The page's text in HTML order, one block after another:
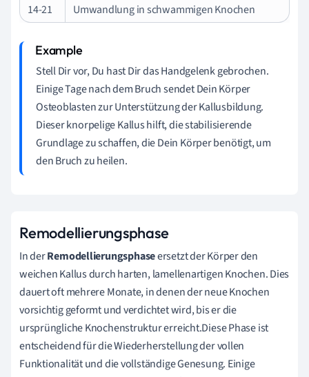
14-21
Umwandlung in schwammigen Knochen
Stell Dir vor, Du hast Dir das Handgelenk gebrochen.
Einige Tage nach dem Bruch sendet Dein Körper
Osteoblasten zur Unterstützung der Kallusbildung.
Dieser knorpelige Kallus hilft, die stabilisierende
Grundlage zu schaffen, die Dein Körper benötigt, um
den Bruch zu heilen.
Remodellierungsphase
In derRemodellierungsphaseersetzt der Körper den
weichen Kallus durch harten, lamellenartigen Knochen. Dies
dauert oft mehrere Monate, in denen der neue Knochen
vorsichtig geformt und verdichtet wird, bis er die
ursprüngliche Knochenstruktur erreicht.Diese Phase ist
entscheidend für die Wiederherstellung der vollen
Funktionalität und die vollständige Genesung. Einige